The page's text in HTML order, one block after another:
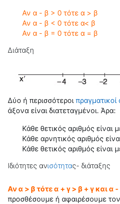
Αν α - β > 0 τότε α > β
Αν α - β < 0 τότε α< β
Αν α - β = 0 τότε α = β
Διάταξη
Δύο ή περισσότεροι πραγματικοί
άξονα είναι διατεταγμένοι. Άρα:
Κάθε θετικός αριθμός
Κάθε αρνητικός αριθμός
Κάθε θετικός αριθμός
Ιδιότητες ανισότητας- διάταξης
Αν α > β τότε α + γ > β + γ και α -
προσθέσουμε ή αφαιρέσουμε τον